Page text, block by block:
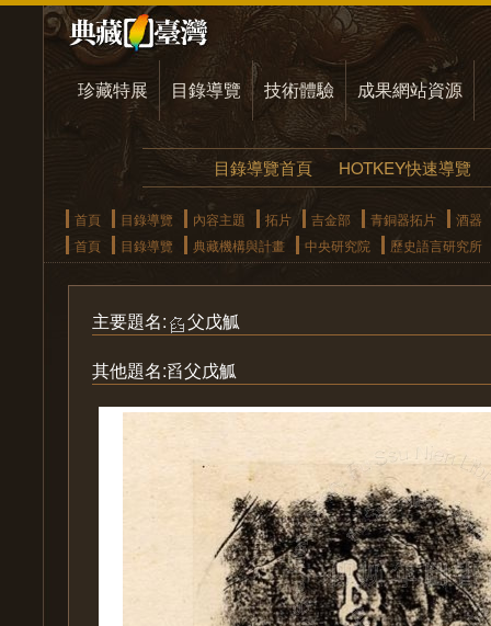
珍藏特展 目錄導覽 技術體驗 成果網站資源
目錄導覽首頁 HOTKEY快速導覽
首頁 目錄導覽 內容主題 拓片 吉金部 青銅器拓片
酒器
首頁
目錄導覽 典藏機構與計畫 中央研究院 歷史語言研究所
主要題名:
父戊觚
其他題名:舀父戊觚